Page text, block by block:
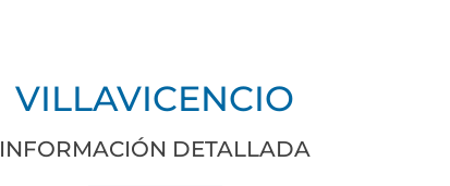
VILLAVICENCIO
INFORMACIÓN DETALLADA